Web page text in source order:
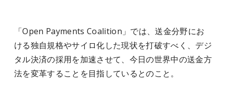
「Open Payments Coalition」では、送金分野にお
ける独自規格やサイロ化した現状を打破すべく、デジ
タル決済の採用を加速させて、今日の世界中の送金方
法を変革することを目指しているとのこと。